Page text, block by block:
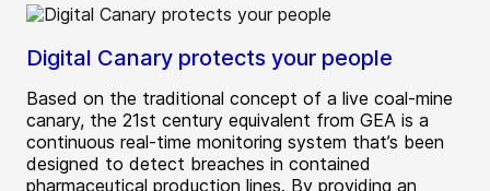
Digital Canary protects your people
Based on the traditional concept of a live coal-mine
canary, the 21st century equivalent from GEA is a
continuous real-time monitoring system that’s been
designed to detect breaches in contained
pharmaceutical production lines. By providing an